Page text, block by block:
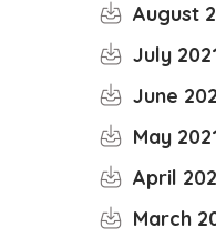
August
July
June
May
April
March